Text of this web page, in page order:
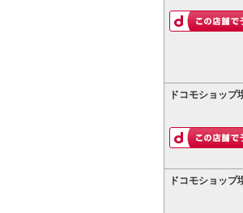
ドコモショップ
ドコモショップ